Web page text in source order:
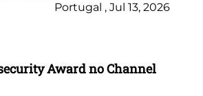
Portugal , Jul 13, 2026
Award no Channel